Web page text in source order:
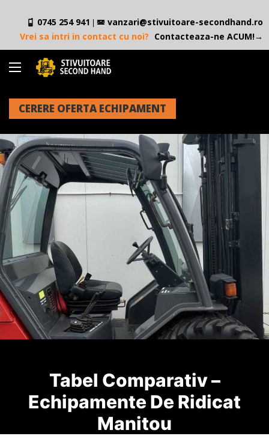
0745 254 941
vanzari@stivuitoare-secondhand.ro
Vrei sa intri in contact cu noi? Contacteaza-ne ACUM!→
CERERE OFERTA ECHIPAMENT
Tabel Comparativ –
Echipamente De Ridicat
Manitou